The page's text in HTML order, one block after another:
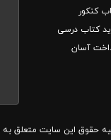
کنکور
کتاب درسی
آسان
حقوق این سایت متعلق به